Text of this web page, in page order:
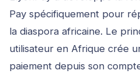
Pay spécifiquement pour
la diaspora africaine. Le
utilisateur en Afrique crée
paiement depuis son